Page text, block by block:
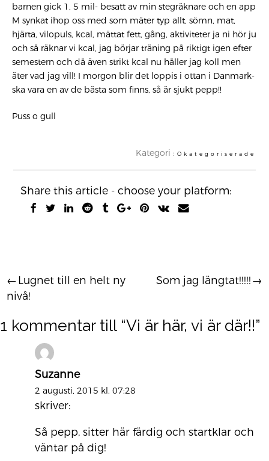
barnen gick 1, 5 mil- besatt av min stegräknare och en app
M synkat ihop oss med som mäter typ allt, sömn, mat,
hjärta, vilopuls, kcal, mättat fett, gång, aktiviteter ja ni hör ju
och så räknar vi kcal, jag börjar träning på riktigt igen efter
semestern och då även strikt kcal nu håller jag koll men
äter vad jag vill! I morgon blir det loppis i ottan i Danmark-
ska vara en av de bästa som finns, så är sjukt pepp!!
Puss o gull
Kategori : Okategoriserade
Share this article - choose your platform:
Inläggsnavigering
Lugnet till en helt ny
nivå!
Som jag längtat!!!!!
1 kommentar till “Vi är här, vi är där!!”
Suzanne
2 augusti, 2015 kl. 07:28
skriver:
Så pepp, sitter här färdig och startklar och
väntar på dig!